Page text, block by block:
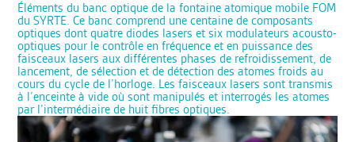
Éléments du banc optique de la fontaine atomique mobile FOM
du SYRTE. Ce banc comprend une centaine de composants
optiques dont quatre diodes lasers et six modulateurs acousto-
optiques pour le contrôle en fréquence et en puissance des
faisceaux lasers aux différentes phases de refroidissement, de
lancement, de sélection et de détection des atomes froids au
cours du cycle de l’horloge. Les faisceaux lasers sont transmis
à l’enceinte à vide où sont manipulés et interrogés les atomes
par l’intermédiaire de huit fibres optiques.